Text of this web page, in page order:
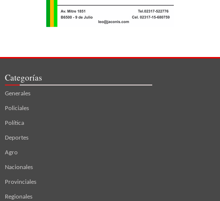
Categorías
Generales
Policiales
Política
Deportes
Agro
Nacionales
Provinciales
Regionales